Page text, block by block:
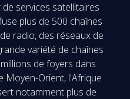
services satellitaires
plus de 500 chaînes
radio, des réseaux de
variété de chaînes
de foyers dans
Moyen-Orient, l'Afrique
notamment plus de